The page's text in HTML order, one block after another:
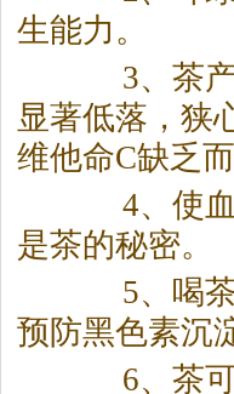
生能力。
3、 茶
显著低落，狭
维他命C缺乏
4、使血
是茶的秘密。
5、喝
预防黑色素沉
6、 茶